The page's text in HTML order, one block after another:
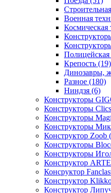
Военная
Космическая
Полицейская
Крепость (19)
Динозавры,
Разное (180)
Ниндзя (6)
Конструкторы
Конструкторы Clics
Конструкторы
Конструкторы
Конструктор Zoob
Конструкторы
Конструкторы
Конструктор
Консруктор
Конструктор
Конструктор